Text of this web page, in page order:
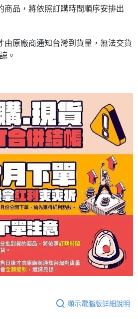
商品，將依照訂購時間順序安排出
由原廠商通知台灣到貨量，無法交貨
。
顯示電腦版詳細說明